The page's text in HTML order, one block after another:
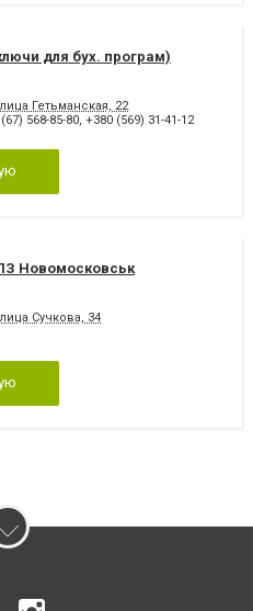
для бух. програм)
Гетьманская, 22
568-85-80, +380 (569) 31-41-12
Новомосковськ
Сучкова, 34